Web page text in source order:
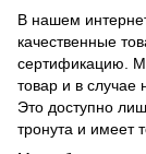
В нашем
качественные
сертификацию.
товар и в случае
Это доступно
тронута и имеет